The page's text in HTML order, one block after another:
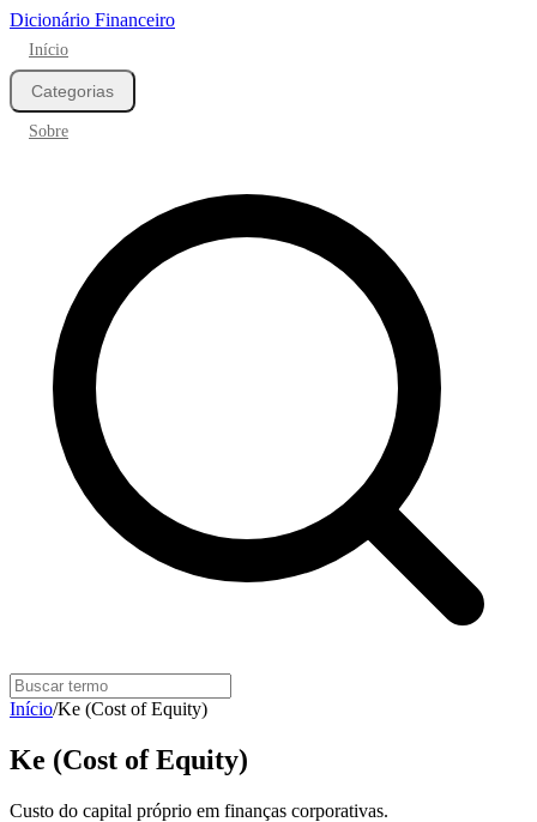
Dicionário Financeiro
Início
Categorias
Sobre
Início/Ke (Cost of Equity)
Ke (Cost of Equity)
Custo do capital próprio em finanças corporativas.